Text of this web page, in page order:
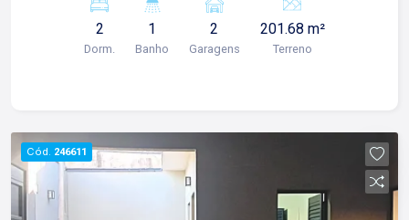
serviços; -Quintal; -02 vagas de garagem; Para
mais informações e agendar visita, entre em
contato. Lago é RELACIONAMENTO! Desde 1987
com nossos proprietários e clientes. Somos uma
imobiliária que equilibra a tradicionalidade com o
arrojo e a força comercial da atualidade. A Lago é
sua principal imobiliária em Ribeirão Preto!
2
Dorm.
1
Banho
2
Garagens
201.68 m²
Terreno
Cód. 246611